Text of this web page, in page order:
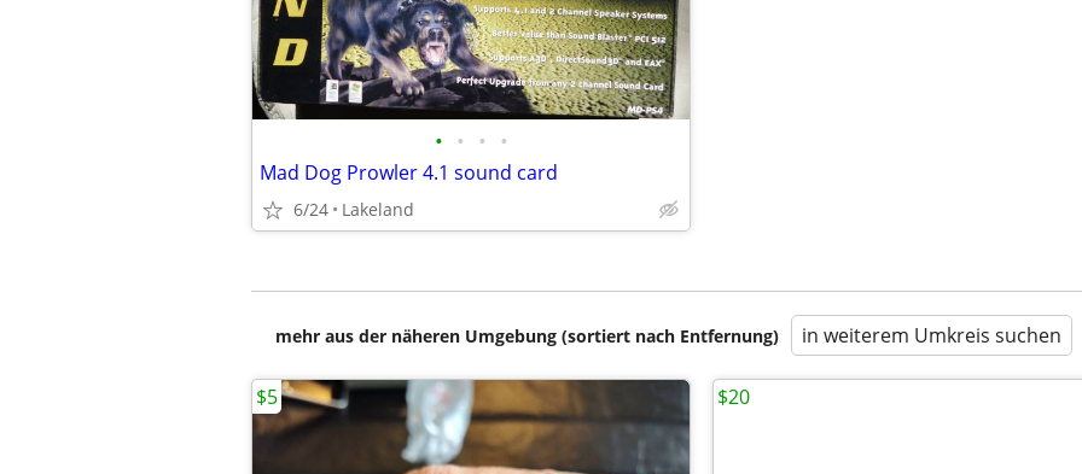
• • • •
Mad Dog Prowler 4.1 sound card
6/24 Lakeland
mehr aus der näheren Umgebung (sortiert nach Entfernung) in weiterem Umkreis suchen
$5 $20